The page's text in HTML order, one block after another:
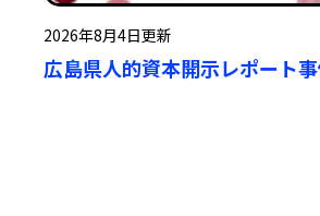
2026年8月4日更新
広島県人的資本開示レポート